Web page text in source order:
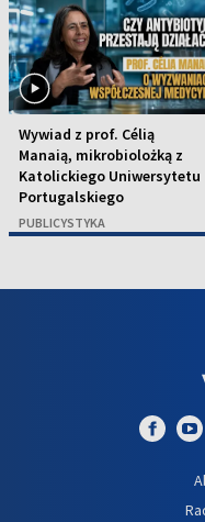
Wywiad z prof. Célią
Manaią, mikrobiolożką z
Katolickiego Uniwersytetu
Portugalskiego
PUBLICYSTYKA